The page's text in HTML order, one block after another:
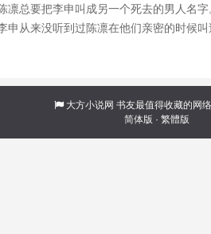
凛总要把李申叫成另一个死去的男人名
申从来没听到过陈凛在他们亲密的时候叫
大方小说网 书友最值得收藏的网
简体版 · 繁體版